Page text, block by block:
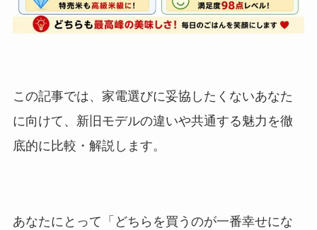
この記事では、家電選びに妥協したくないあなた
に向けて、新旧モデルの違いや共通する魅力を徹
底的に比較・解説します。
あなたにとって「どちらを買うのが一番幸せにな